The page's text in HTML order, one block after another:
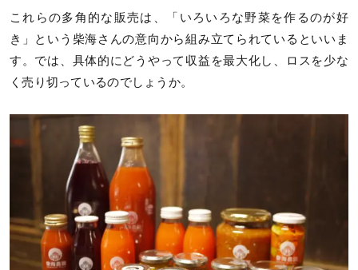
これらの多角的な販売は、「いろいろな野菜を作るのが好
き」という柴海さんの意向から組み立てられているといいま
す。では、具体的にどうやって収益を最大化し、ロスを少な
く売り切っているのでしょうか。